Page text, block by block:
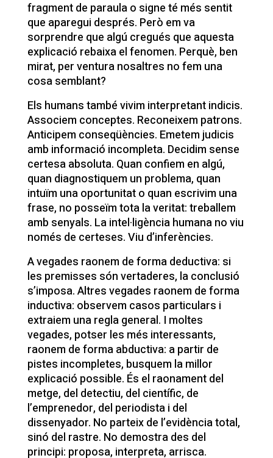
fragment de paraula o signe té més sentit
que aparegui després. Però em va
sorprendre que algú cregués que aquesta
explicació rebaixa el fenomen. Perquè, ben
mirat, per ventura nosaltres no fem una
cosa semblant?
Els humans també vivim interpretant indicis.
Associem conceptes. Reconeixem patrons.
Anticipem conseqüències. Emetem judicis
amb informació incompleta. Decidim sense
certesa absoluta. Quan confiem en algú,
quan diagnostiquem un problema, quan
intuïm una oportunitat o quan escrivim una
frase, no posseïm tota la veritat: treballem
amb senyals. La intel·ligència humana no viu
només de certeses. Viu d’inferències.
A vegades raonem de forma deductiva: si
les premisses són vertaderes, la conclusió
s’imposa. Altres vegades raonem de forma
inductiva: observem casos particulars i
extraiem una regla general. I moltes
vegades, potser les més interessants,
raonem de forma abductiva: a partir de
pistes incompletes, busquem la millor
explicació possible. És el raonament del
metge, del detectiu, del científic, de
l’emprenedor, del periodista i del
dissenyador. No parteix de l’evidència total,
sinó del rastre. No demostra des del
principi: proposa, interpreta, arrisca.